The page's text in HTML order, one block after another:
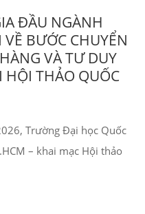
ĐẦU NGÀNH
BƯỚC CHUYỂN
VÀ TƯ DUY
HỘI THẢO QUỐC
Trường Đại học Quốc
– khai mạc Hội thảo